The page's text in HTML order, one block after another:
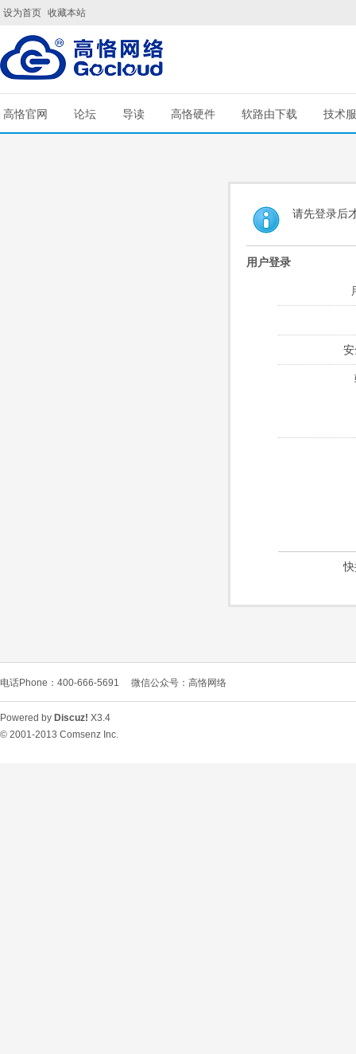
设为首页 收藏本站
高恪官网 论坛 导读 高恪硬件 软路由下载 技术
请先登录后
用户登录
电话Phone：400-666-5691 微信公众号：高恪网络
Powered by Discuz! X3.4
© 2001-2013 Comsenz Inc.